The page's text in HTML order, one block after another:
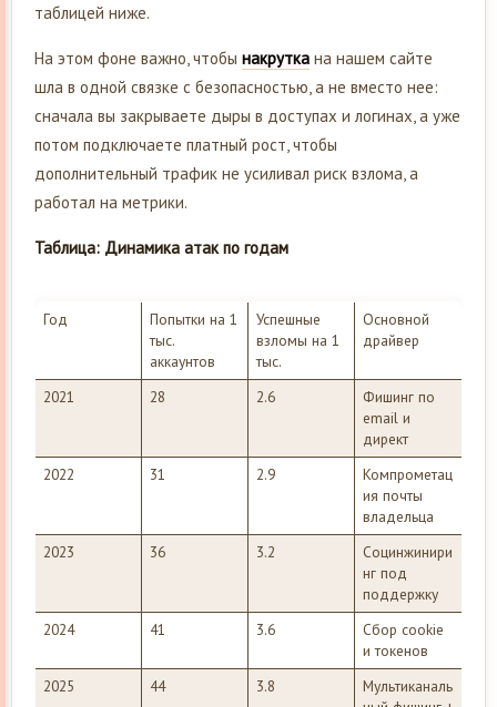
таблицей ниже.
На этом фоне важно, чтобы накрутка на нашем сайте
шла в одной связке с безопасностью, а не вместо нее:
сначала вы закрываете дыры в доступах и логинах, а уже
потом подключаете платный рост, чтобы
дополнительный трафик не усиливал риск взлома, а
работал на метрики.
Таблица: Динамика атак по годам
Год
Попытки на 1
тыс.
аккаунтов
Успешные
взломы на 1
тыс.
Основной
драйвер
2021 28 2.6
Фишинг по
email и
директ
2022
31 2.9
Компрометац
ия почты
владельца
2023
36 3.2
Социнжинири
нг под
поддержку
2024
41 3.6
Сбор cookie
и токенов
2025
44 3.8
Мультиканаль